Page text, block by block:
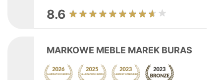
8.6
MARKOWE MEBLE MAREK BURAS